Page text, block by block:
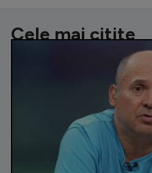
Cele mai citite